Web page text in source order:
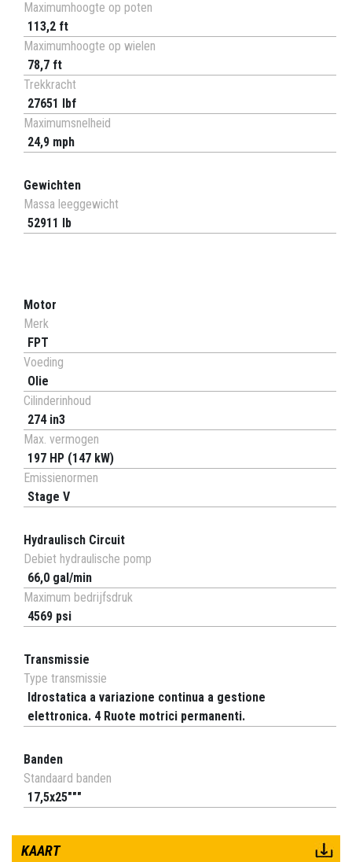
Maximumhoogte op poten
113,2 ft
Maximumhoogte op wielen
78,7 ft
Trekkracht
27651 lbf
Maximumsnelheid
24,9 mph
Gewichten
Massa leeggewicht
52911 lb
Motor
Merk
FPT
Voeding
Olie
Cilinderinhoud
274 in3
Max. vermogen
197 HP (147 kW)
Emissienormen
Stage V
Hydraulisch Circuit
Debiet hydraulische pomp
66,0 gal/min
Maximum bedrijfsdruk
4569 psi
Transmissie
Type transmissie
Idrostatica a variazione continua a gestione
elettronica. 4 Ruote motrici permanenti.
Banden
Standaard banden
17,5x25"""
KAART